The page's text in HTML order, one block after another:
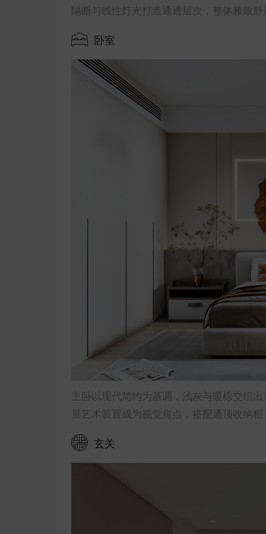
隔断与线性灯光打造通透层次，整体雅致
卧室
主卧以现代简约为基调，浅灰与暖棕交织
景艺术装置成为视觉焦点，搭配通顶收纳
玄关